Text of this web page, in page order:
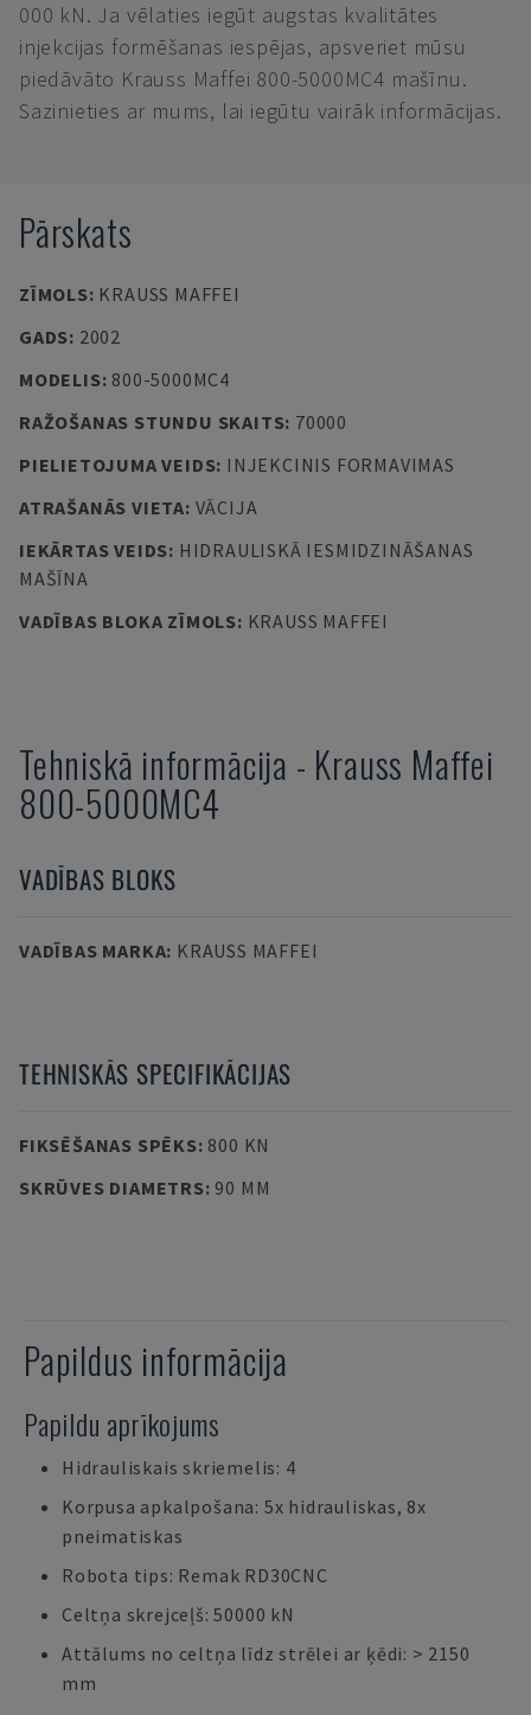
000 kN. Ja vēlaties iegūt augstas kvalitātes
injekcijas formēšanas iespējas, apsveriet mūsu
piedāvāto Krauss Maffei 800-5000MC4 mašīnu.
Sazinieties ar mums, lai iegūtu vairāk informācijas.
Pārskats
ZĪMOLS: KRAUSS MAFFEI
GADS: 2002
MODELIS: 800-5000MC4
RAŽOŠANAS STUNDU SKAITS: 70000
PIELIETOJUMA VEIDS: INJEKCINIS FORMAVIMAS
ATRAŠANĀS VIETA: VĀCIJA
IEKĀRTAS VEIDS: HIDRAULISKĀ IESMIDZINĀŠANAS
MAŠĪNA
VADĪBAS BLOKA ZĪMOLS: KRAUSS MAFFEI
Tehniskā informācija - Krauss Maffei
800-5000MC4
VADĪBAS BLOKS
VADĪBAS MARKA: KRAUSS MAFFEI
TEHNISKĀS SPECIFIKĀCIJAS
FIKSĒŠANAS SPĒKS: 800 KN
SKRŪVES DIAMETRS: 90 MM
Papildus informācija
Papildu aprīkojums
Hidrauliskais skriemelis: 4
Korpusa apkalpošana: 5x hidrauliskas, 8x
pneimatiskas
Robota tips: Remak RD30CNC
Celtņa skrejceļš: 50000 kN
Attālums no celtņa līdz strēlei ar ķēdi: > 2150
mm